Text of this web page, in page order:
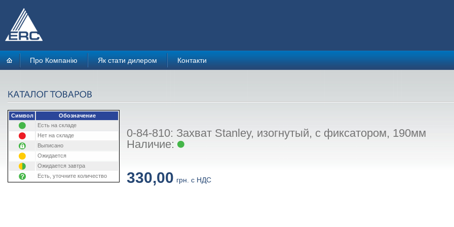
Про Компанію Як стати дилером Контакти
Символ
Обозначение
Есть на складе
Нет на складе
Выписано
Ожидается
Ожидается завтра
Есть, уточните количество
0-84-810: Захват Stanley, изогнутый, с фиксатором, 190мм
Наличие:
330,00 грн. с НДС